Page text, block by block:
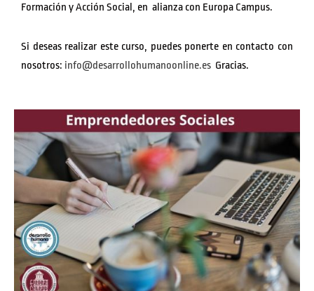
Formación y Acción Social, en alianza con Europa Campus.
Si deseas realizar este curso, puedes ponerte en contacto con
nosotros: info@desarrollohumanoonline.es Gracias.